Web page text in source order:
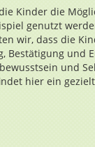
Kinder die
genutzt
wir, dass die
Bestätigung und
und
hier ein